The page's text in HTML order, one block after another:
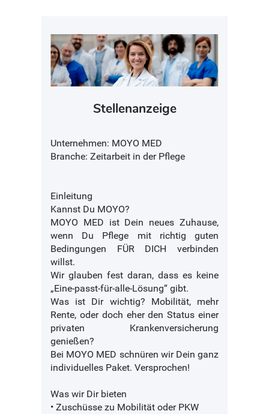
Stellenanzeige
Unternehmen: MOYO MED
Branche: Zeitarbeit in der Pflege
Einleitung
Kannst Du MOYO?
MOYO MED ist Dein neues Zuhause,
wenn Du Pflege mit richtig guten
Bedingungen FÜR DICH verbinden
willst.
Wir glauben fest daran, dass es keine
„Eine-passt-für-alle-Lösung“ gibt.
Was ist Dir wichtig? Mobilität, mehr
Rente, oder doch eher den Status einer
privaten Krankenversicherung
genießen?
Bei MOYO MED schnüren wir Dein ganz
individuelles Paket. Versprochen!
Was wir Dir bieten
• Zuschüsse zu Mobilität oder PKW